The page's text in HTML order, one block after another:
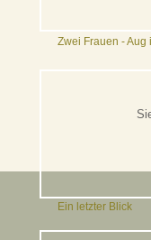
Zwei Frauen - Aug
Ein letzter Blick